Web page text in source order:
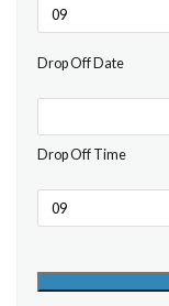
Drop Off Date
Drop Off Time